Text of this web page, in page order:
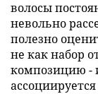
волосы
невольно
полезно
не как набор
композицию -